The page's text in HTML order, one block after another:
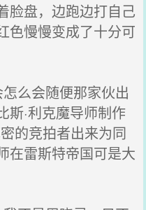
脸盘，边跑边打自己
色慢慢变成了十分可
么会随便那家伙出
斯·利克魔导师制作
的竞拍者出来为同
在雷斯特帝国可是大